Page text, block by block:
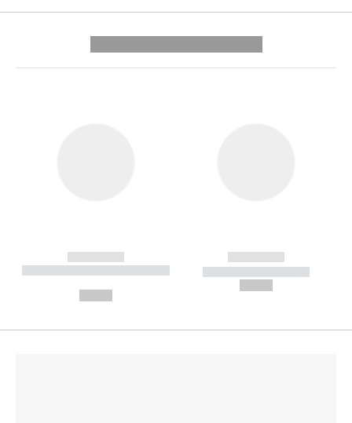
------------
----------- ----------- --------
------------
----------- -----------